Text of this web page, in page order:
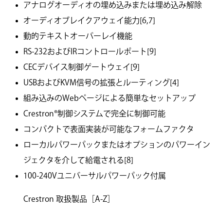
アナログオーディオの埋め込みまたは埋め込み解除
オーディオブレイクアウェイ能力[6,7]
動的テキストオーバーレイ機能
RS-232およびIRコントロールポート[9]
CECデバイス制御ゲートウェイ[9]
USBおよびKVM信号の拡張とルーティング[4]
組み込みのWebページによる簡単なセットアップ
Crestron®制御システムで完全に制御可能
コンパクトで表面実装が可能なフォームファクタ
ローカルパワーパックまたはオプションのパワーイン
ジェクタを介して給電される[8]
100-240Vユニバーサルパワーパック付属
Crestron 取扱製品［A-Z］